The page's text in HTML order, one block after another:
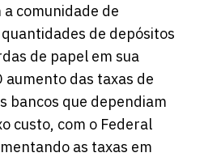
comunidade de
de depósitos
de papel em sua
das taxas de
bancos que dependiam
custo, com o Federal
as taxas em